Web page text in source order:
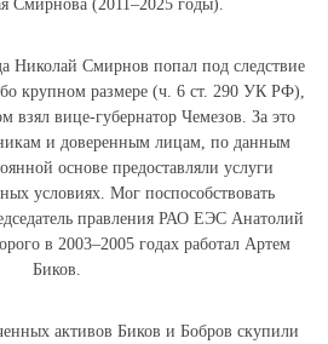
(2011–2025 годы).
Николай Смирнов попал под следствие
крупном размере (ч. 6 ст. 290 УК РФ),
взял вице-губернатор Чемезов. За это
и доверенным лицам, по данным
основе предоставляли услуги
условиях. Мог поспособствовать
правления РАО ЕЭС Анатолий
в 2003–2005 годах работал Артем
Биков.
активов Биков и Бобров скупили